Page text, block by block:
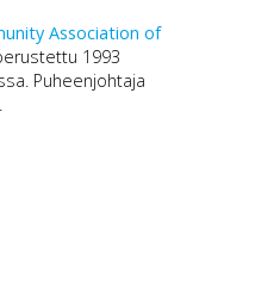
Association of
1993
Puheenjohtaja